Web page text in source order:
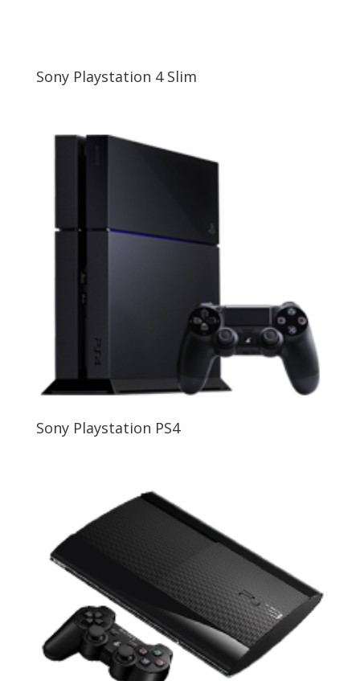
Sony Playstation 4 Slim
Sony Playstation PS4